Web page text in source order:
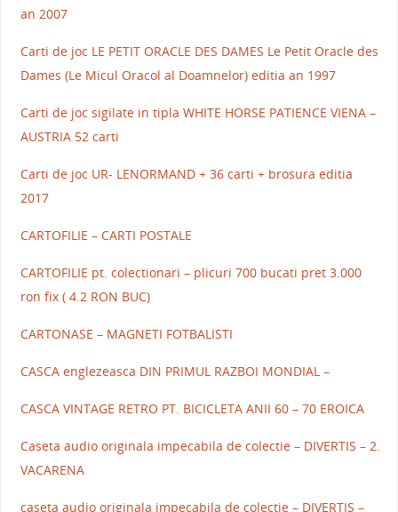
an 2007
Carti de joc LE PETIT ORACLE DES DAMES Le Petit Oracle des
Dames (Le Micul Oracol al Doamnelor) editia an 1997
Carti de joc sigilate in tipla WHITE HORSE PATIENCE VIENA –
AUSTRIA 52 carti
Carti de joc UR- LENORMAND + 36 carti + brosura editia
2017
CARTOFILIE – CARTI POSTALE
CARTOFILIE pt. colectionari – plicuri 700 bucati pret 3.000
ron fix ( 4.2 RON BUC)
CARTONASE – MAGNETI FOTBALISTI
CASCA englezeasca DIN PRIMUL RAZBOI MONDIAL –
CASCA VINTAGE RETRO PT. BICICLETA ANII 60 – 70 EROICA
Caseta audio originala impecabila de colectie – DIVERTIS – 2.
VACARENA
caseta audio originala impecabila de colectie – DIVERTIS –